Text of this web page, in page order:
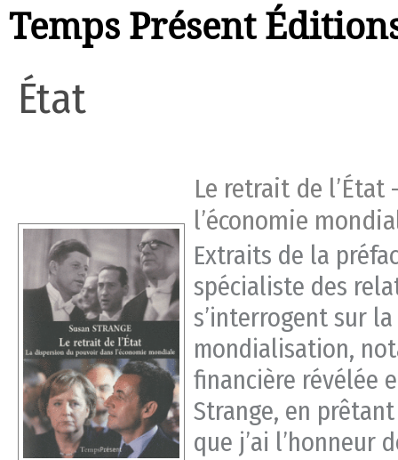
Temps Présent
État
Le retrait de
l’économie
Extraits de la
spécialiste des
s’interrogent sur
mondialisation,
financière révélée
Strange, en
que j’ai l’honneur